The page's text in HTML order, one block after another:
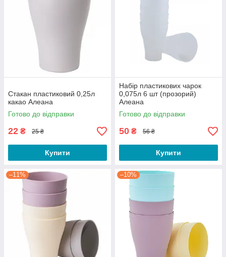
Стакан пластиковий 0,25л
какао Алеана
Готово до відправки
22 ₴ 25 ₴
Купити
Набір пластикових чарок
0,075л 6 шт (прозорий)
Алеана
Готово до відправки
50 ₴ 56 ₴
Купити
–11% –10%